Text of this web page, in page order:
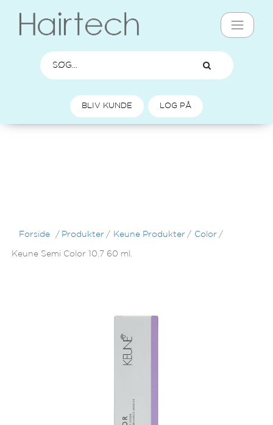
BLIV KUNDE LOG PÅ
Forside / Produkter / Keune Produkter / Color /
Keune Semi Color 10.7 60 ml.